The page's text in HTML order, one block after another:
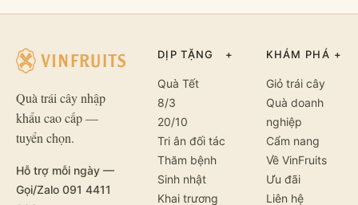
Quà trái cây nhập
khẩu cao cấp —
tuyển chọn.
Hỗ trợ mỗi ngày —
Gọi/Zalo 091 4411
DỊP TẶNG +
Quà Tết
8/3
20/10
Tri ân đối tác
Thăm bệnh
Sinh nhật
Khai trương
KHÁM PHÁ +
Giỏ trái cây
Quà doanh
nghiệp
Cẩm nang
Về VinFruits
Ưu đãi
Liên hệ